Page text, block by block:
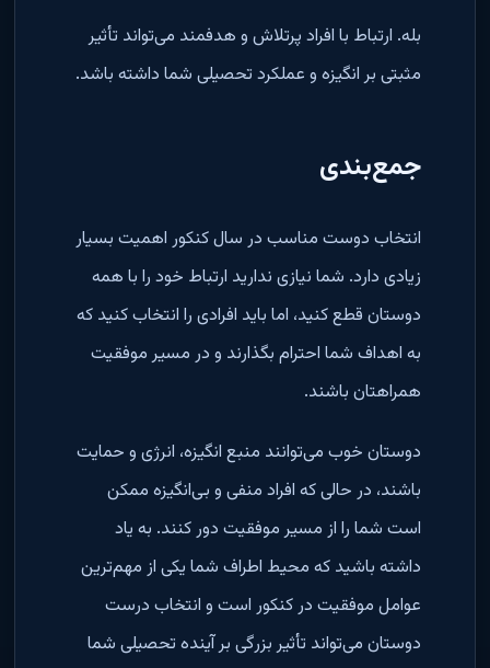
بله. ارتباط با افراد پرتلاش و هدفمند می‌تواند تأثیر
مثبتی بر انگیزه و عملکرد تحصیلی شما داشته باشد.
جمع‌بندی
انتخاب دوست مناسب در سال کنکور اهمیت بسیار
زیادی دارد. شما نیازی ندارید ارتباط خود را با همه
دوستان قطع کنید، اما باید افرادی را انتخاب کنید که
به اهداف شما احترام بگذارند و در مسیر موفقیت
همراهتان باشند.
دوستان خوب می‌توانند منبع انگیزه، انرژی و حمایت
باشند، در حالی که افراد منفی و بی‌انگیزه ممکن
است شما را از مسیر موفقیت دور کنند. به یاد
داشته باشید که محیط اطراف شما یکی از مهم‌ترین
عوامل موفقیت در کنکور است و انتخاب درست
دوستان می‌تواند تأثیر بزرگی بر آینده تحصیلی شما